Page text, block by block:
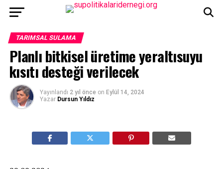
TARIMSAL SULAMA
Planlı bitkisel üretime yeraltısuyu
kısıtı desteği verilecek
Yayınlandı 2 yıl önce on Eylül 14, 2024
Yazar Dursun Yıldız